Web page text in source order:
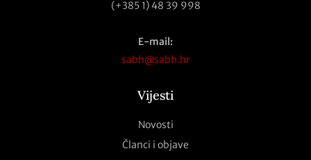
(+385 1) 48 39 998
E-mail:
sabh@sabh.hr
Vijesti
Novosti
Članci i objave